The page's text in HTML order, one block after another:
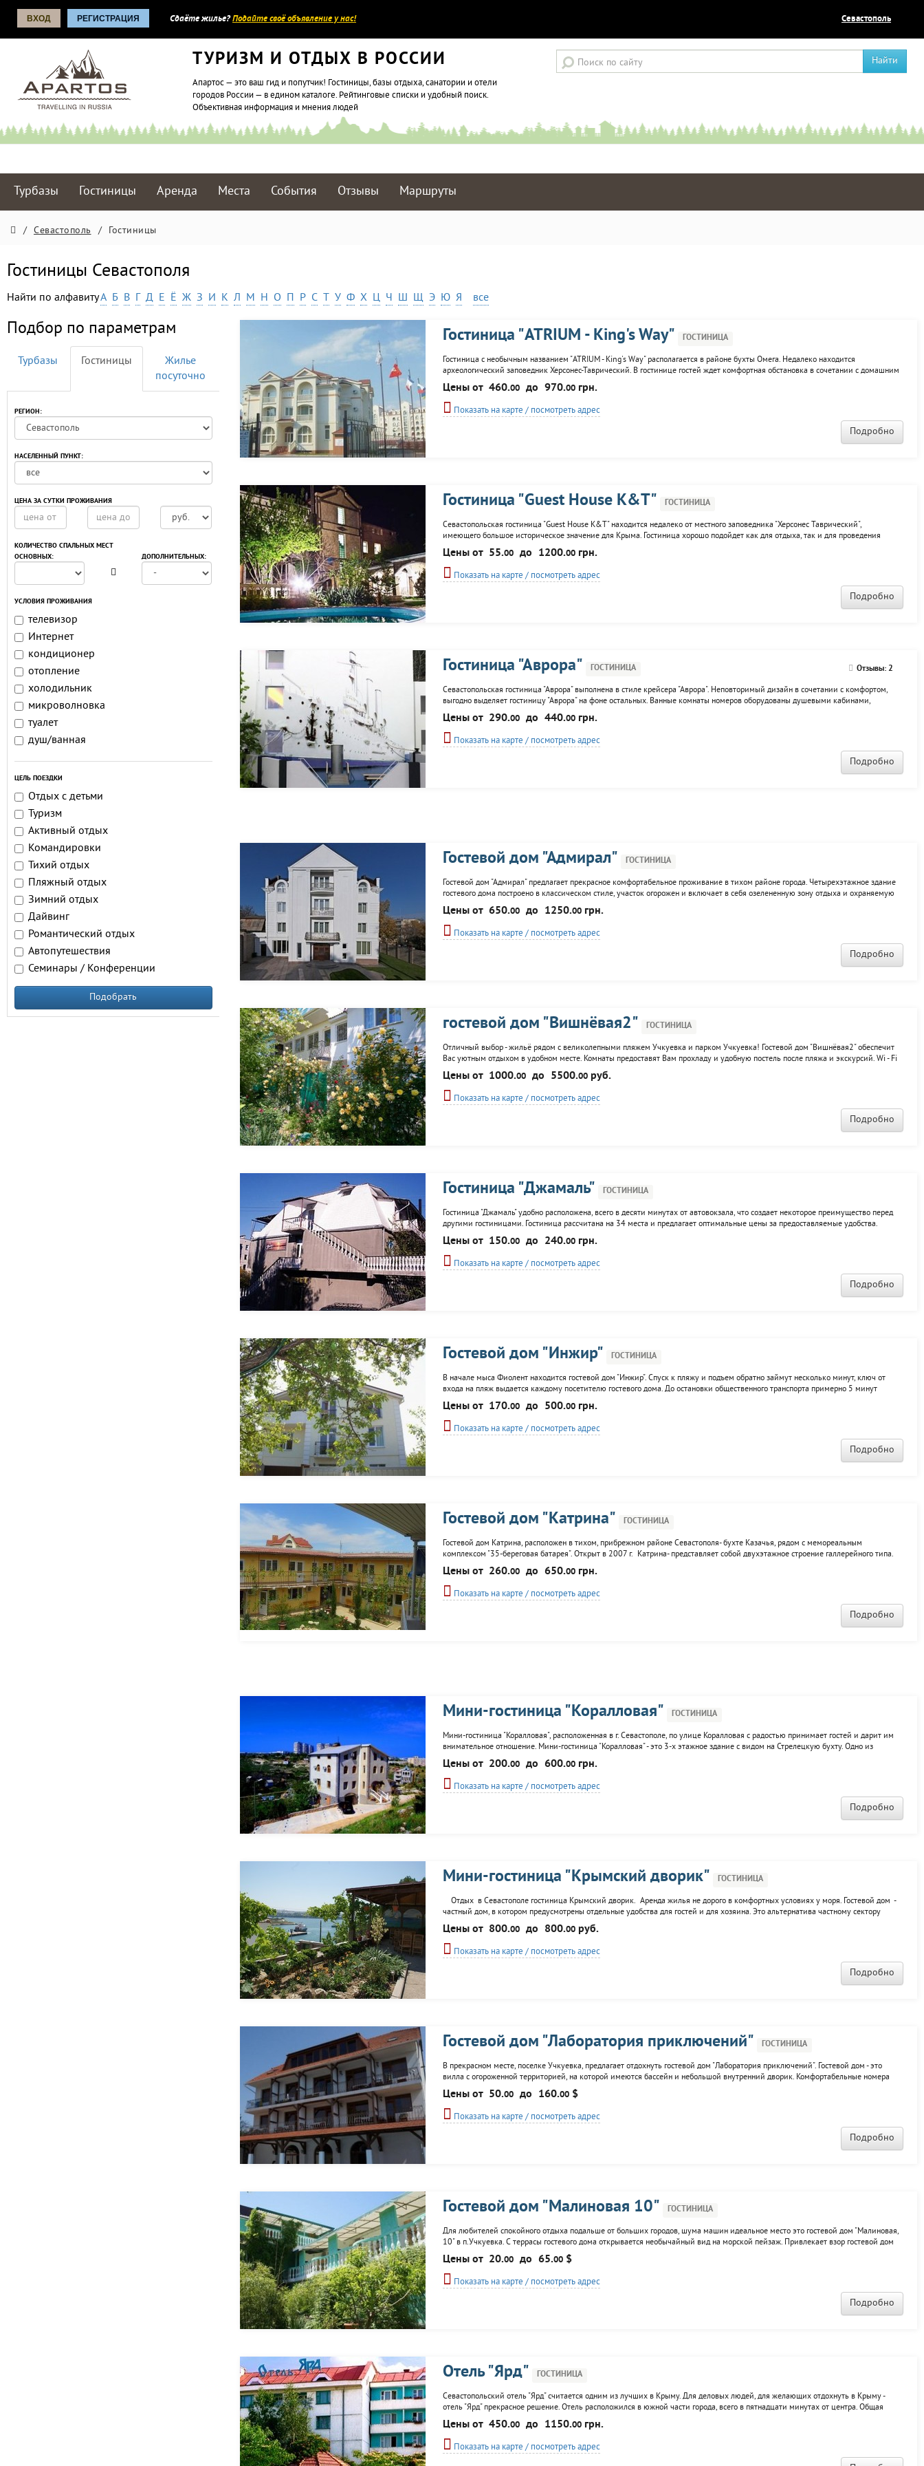
ВХОД РЕГИСТРАЦИЯ Сдаёте жилье?Подайте своё объявление у нас! Севастополь
ТУРИЗМ И ОТДЫХ В РОССИИ
Апартос — это ваш гид и попутчик! Гостиницы, базы отдыха, санатории и отели
городов России — в едином каталоге. Рейтинговые списки и удобный поиск.
Объективная информация и мнения людей
Найти
Турбазы Гостиницы Аренда Места События Отзывы Маршруты
/ Севастополь / Гостиницы
Гостиницы Севастополя
Найти по алфавитуА Б В Г Д Е Ё Ж З И К Л М Н О П Р С Т У Ф Х Ц Ч Ш Щ Э Ю Я все
Подбор по параметрам
Турбазы Гостиницы
Жилье
посуточно
РЕГИОН:
НАСЕЛЕННЫЙ ПУНКТ:
ЦЕНА ЗА СУТКИ ПРОЖИВАНИЯ
КОЛИЧЕСТВО СПАЛЬНЫХ МЕСТ
ОСНОВНЫХ:
ДОПОЛНИТЕЛЬНЫХ:
УСЛОВИЯ ПРОЖИВАНИЯ
телевизор
Интернет
кондиционер
отопление
холодильник
микроволновка
туалет
душ/ванная
ЦЕЛЬ ПОЕЗДКИ
Отдых с детьми
Туризм
Активный отдых
Командировки
Тихий отдых
Пляжный отдых
Зимний отдых
Дайвинг
Романтический отдых
Автопутешествия
Семинары / Конференции
Подобрать
Гостиница "ATRIUM - King's Way" ГОСТИНИЦА
Гостиница с необычным названием "ATRIUM - King's Way" располагается в районе бухты Омега. Недалеко находится
археологический заповедник Херсонес-Таврический. В гостинице гостей ждет комфортная обстановка в сочетании с домашним
уютом. Номерной фонд из 17 номеров придется по вкусу каждому посетителю. Номера оснащены кондиционерами, мини-
барами, доступом в интернет и телевизорами. В...
Цены от 460.00 до 970.00грн.
Показать на карте / посмотреть адрес
Подробно
Гостиница "Guest House K&T" ГОСТИНИЦА
Севастопольская гостиница "Guest House K&T" находится недалеко от местного заповедника "Херсонес Таврический",
имеющего большое историческое значение для Крыма. Гостиница хорошо подойдет как для отдыха, так и для проведения
торжеств и различного рода мероприятий. Номерной фонд из 17 номеров очень разнообразен и приветливый персонал с
радостью предложит помощь в выборе...
Цены от 55.00 до 1200.00грн.
Показать на карте / посмотреть адрес
Подробно
Отзывы: 2
Гостиница "Аврора" ГОСТИНИЦА
Севастопольская гостиница "Аврора" выполнена в стиле крейсера "Аврора". Неповторимый дизайн в сочетании с комфортом,
выгодно выделяет гостиницу "Аврора" на фоне остальных. Ванные комнаты номеров оборудованы душевыми кабинами,
горячая/холодная вода в любое время суток. В каждом из номеров гости найдут холодильник, фен, кондиционер, ТВ. На
территории гостиницы есть...
Цены от 290.00 до 440.00грн.
Показать на карте / посмотреть адрес
Подробно
Гостевой дом "Адмирал" ГОСТИНИЦА
Гостевой дом "Адмирал" предлагает прекрасное комфортабельное проживание в тихом районе города. Четырехэтажное здание
гостевого дома построено в классическом стиле, участок огорожен и включает в себя озелененную зону отдыха и охраняемую
стоянку. В распоряжении гостиницы: номерной фонд из 19 номеров, кафе-ресторан, конференц-зал, бассейн, сауна, хаммам,
кинозал, экскурсионное...
Цены от 650.00 до 1250.00грн.
Показать на карте / посмотреть адрес
Подробно
гостевой дом "Вишнёвая2" ГОСТИНИЦА
Отличный выбор - жильё рядом с великолепными пляжем Учкуевка и парком Учкуевка! Гостевой дом "Вишнёвая2" обеспечит
Вас уютным отдыхом в удобном месте. Комнаты предоставят Вам прохладу и удобную постель после пляжа и экскурсий. Wi - Fi
на всей территории поможет отправить друзьям фото с Вашими довольными загорелыми лицами. Кухня и мангал
предоставят Вам возможность...
Цены от 1000.00 до 5500.00руб.
Показать на карте / посмотреть адрес
Подробно
Гостиница "Джамаль" ГОСТИНИЦА
Гостиница "Джамаль" удобно расположена, всего в десяти минутах от автовокзала, что создает некоторое преимущество перед
другими гостиницами. Гостиница рассчитана на 34 места и предлагает оптимальные цены за предоставляемые удобства.
Предоставляется возможность размещения на дополнительных местах. К услугам постояльцев просторная кухня для общего
пользования. Большим группам, будь то...
Цены от 150.00 до 240.00грн.
Показать на карте / посмотреть адрес
Подробно
Гостевой дом "Инжир" ГОСТИНИЦА
В начале мыса Фиолент находится гостевой дом "Инжир". Спуск к пляжу и подъем обратно займут несколько минут, ключ от
входа на пляж выдается каждому посетителю гостевого дома. До остановки общественного транспорта примерно 5 минут
ходьбы. Для проживания предлагаются номера разной вместимости, с балконом и без, и даже с отдельным входом. К услугам
гостей: уютный дворик с детской площадкой, места...
Цены от 170.00 до 500.00грн.
Показать на карте / посмотреть адрес
Подробно
Гостевой дом "Катрина" ГОСТИНИЦА
Гостевой дом Катрина, расположен в тихом, прибрежном районе Севастополя- бухте Казачья, рядом с мемореальным
комплексом "35-береговая батарея". Открыт в 2007 г. Катрина- представляет собой двухэтажное строение галлерейного типа.
Номерной фонд составляют 15 номеров различной степени комфортности. Во всех номерах душевые кабинки совмещенные с
санузлами. Холодная и горячая вода постоянно. Для
Цены от 260.00 до 650.00грн.
Показать на карте / посмотреть адрес
Подробно
Мини-гостиница "Коралловая" ГОСТИНИЦА
Мини-гостиница "Коралловая", расположенная в г. Севастополе, по улице Коралловая с радостью принимает гостей и дарит им
внимательное отношение. Мини-гостиница "Коралловая" - это 3-х этажное здание с видом на Стрелецкую бухту. Одно из
преимуществ мини-гостиницы это равно удаленность и от центральной части города, и от городских пляжей. Гостям
предоставляются номера различного...
Цены от 200.00 до 600.00грн.
Показать на карте / посмотреть адрес
Подробно
Мини-гостиница "Крымский дворик" ГОСТИНИЦА
Отдых в Севастополе гостиница Крымский дворик. Аренда жилья не дорого в комфортных условиях у моря. Гостевой дом -
частный дом, в котором предусмотрены отдельные удобства для гостей и для хозяина. Это альтернатива частному сектору
Отдыхать в Крыму в гостинице Крымский дворик вы можете КРУГЛЫЙ ГОД Предлагаем не дорогой отдых в Крыму на берегу
Черного...
Цены от 800.00 до 800.00руб.
Показать на карте / посмотреть адрес
Подробно
Гостевой дом "Лаборатория приключений" ГОСТИНИЦА
В прекрасном месте, поселке Учкуевка, предлагает отдохнуть гостевой дом "Лаборатория приключений". Гостевой дом - это
вилла с огороженной территорией, на которой имеются бассейн и небольшой внутренний дворик. Комфортабельные номера
оснащены необходимой мебелью и инвентарем. Все номера, как и сам гостевой дом, выполнены из натуральных материалов.
На территории есть кафе, где предлагается
Цены от 50.00 до 160.00$
Показать на карте / посмотреть адрес
Подробно
Гостевой дом "Малиновая 10" ГОСТИНИЦА
Для любителей спокойного отдыха подальше от больших городов, шума машин идеальное место это гостевой дом "Малиновая,
10" в п.Учкуевка. С террасы гостевого дома открывается необычайный вид на морской пейзаж. Привлекает взор гостевой дом
своей архитектурой, которая прекрасно сочетается с просторным двором, утопающим в зелени. Многие из представленных
номеров оснащены с/у с горячей водой. У каждого...
Цены от 20.00 до 65.00$
Показать на карте / посмотреть адрес
Подробно
Отель "Ярд" ГОСТИНИЦА
Севастопольский отель "Ярд" считается одним из лучших в Крыму. Для деловых людей, для желающих отдохнуть в Крыму -
отель "Ярд" прекрасное решение. Отель расположился в южной части города, всего в пятнадцати минутах от центра. Общая
вместимость отеля - 31 номер, которые относятся к различным категориям. В стоимость проживания в номере включен
завтрак. В каждом из представленных
Цены от 450.00 до 1150.00грн.
Показать на карте / посмотреть адрес